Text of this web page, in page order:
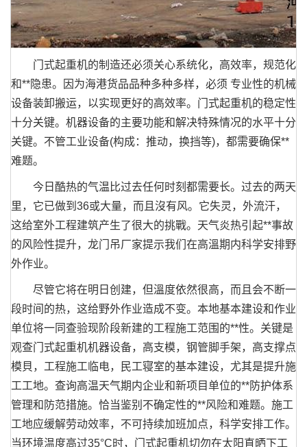
门式起重机的制造还必须关心系统化，高效率，规范化
和**隐患。因为海港货品品种多种多样，必须 专业性的机械
设备装卸搬运，以实现更好的高效率。门式起重机的稳定性
十分关键。机器设备的主要功能和解决特殊情况的水平十分
关键。不管工业设备(构成：推动，换挡等)，都需要确保**
难题。
今日酷热的气温比过去任何时刻都需要长。过去的两天
里，它已做到36或大量，而且沒有风。它失灵，外流汗，
这给室外工程建筑产生了很大的挑戰。天气炎热引起**事故
的风险性提升，龙门吊厂家提示我们在高溫期内科学安排野
外作业。
尽管它将在明日创建，但溫度依然很高，而且会不断一
段时间的热，这给野外作业造成不变。本地基本建设和作业
单位将一同查验现阶段新建的工程施工范围的**性。关键是
观查门式起重机机器设备，高支模，钢管脚手架，高支撑点
模貝，工程施工临电，民工寝室的基本建设，尤其是提升施
工工地。查询高温天气期内企业和新项目单位的**防护体系
管理和防范措施。恰当鉴别不确定性的**风险和难题。施工
工地应缓解劳动效率，不可持续加班加点，科学安排工作。
当环境温度高过35°C时，门式起重机切勿在太阳直晒下工